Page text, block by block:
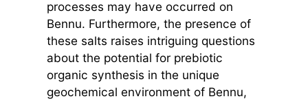
processes may have occurred on
Bennu. Furthermore, the presence of
these salts raises intriguing questions
about the potential for prebiotic
organic synthesis in the unique
geochemical environment of Bennu,